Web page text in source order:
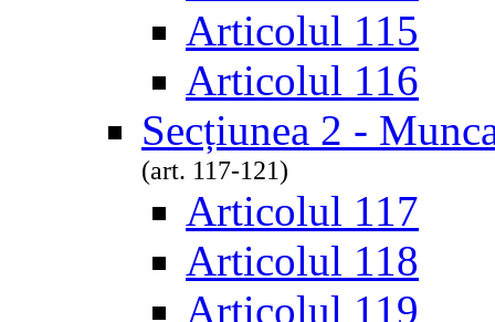
Articolul 115
Articolul 116
Secțiunea 2 -
(art. 117-121)
Articolul 117
Articolul 118
Articolul 119